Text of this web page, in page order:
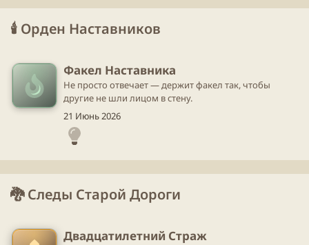
🕯️ Орден Наставников
Факел Наставника
Не просто отвечает — держит факел так, чтобы
другие не шли лицом в стену.
21 Июнь 2026
🐉 Следы Старой Дороги
Двадцатилетний Страж